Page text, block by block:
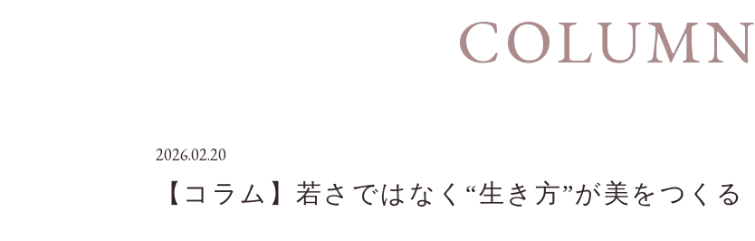
COLUMN
2026.02.20
【コラム】若さではなく“生き方”が美をつくる